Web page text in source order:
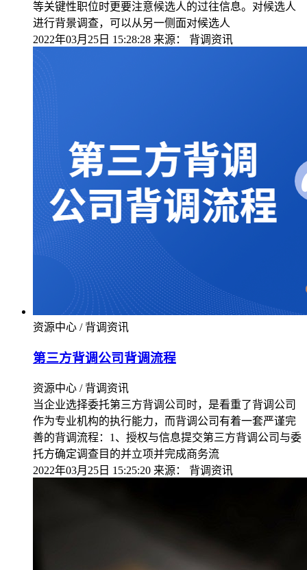
等关键性职位时更要注意候选人的过往信息。对候选人
进行背景调查，可以从另一侧面对候选人
2022年03月25日 15:28:28 来源： 背调资讯
资源中心 / 背调资讯
第三方背调公司背调流程
资源中心 / 背调资讯
当企业选择委托第三方背调公司时，是看重了背调公司
作为专业机构的执行能力，而背调公司有着一套严谨完
善的背调流程：1、授权与信息提交第三方背调公司与委
托方确定调查目的并立项并完成商务流
2022年03月25日 15:25:20 来源： 背调资讯